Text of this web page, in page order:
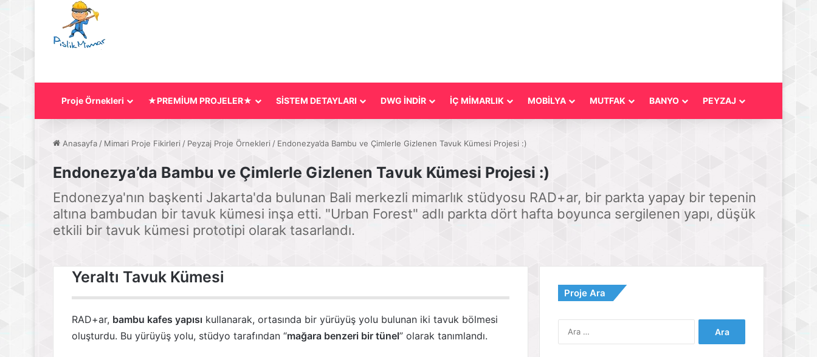
Proje Örnekleri ★PREMİUM PROJELER★ SİSTEM DETAYLARI DWG İNDİR İÇ MİMARLIK MOBİLYA MUTFAK BANYO PEYZAJ
Anasayfa / Mimari Proje Fikirleri / Peyzaj Proje Örnekleri / Endonezya’da Bambu ve Çimlerle Gizlenen Tavuk Kümesi Projesi :)
Endonezya’da Bambu ve Çimlerle Gizlenen Tavuk Kümesi Projesi :)
Endonezya'nın başkenti Jakarta'da bulunan Bali merkezli mimarlık stüdyosu RAD+ar, bir parkta yapay bir tepenin
altına bambudan bir tavuk kümesi inşa etti. "Urban Forest" adlı parkta dört hafta boyunca sergilenen yapı, düşük
etkili bir tavuk kümesi prototipi olarak tasarlandı.
Yeraltı Tavuk Kümesi
RAD+ar, bambu kafes yapısı kullanarak, ortasında bir yürüyüş yolu bulunan iki tavuk bölmesi
oluşturdu. Bu yürüyüş yolu, stüdyo tarafından “mağara benzeri bir tünel” olarak tanımlandı.
Proje Ara